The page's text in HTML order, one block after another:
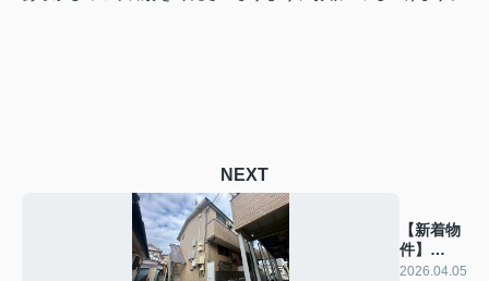
NEXT
【新着物
件】
Fontana
2026.04.05